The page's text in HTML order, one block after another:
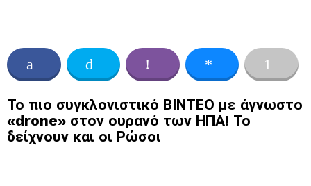
Το πιο συγκλονιστικό ΒΙΝΤΕΟ με άγνωστο
«drone» στον ουρανό των ΗΠΑ! Το
δείχνουν και οι Ρώσοι